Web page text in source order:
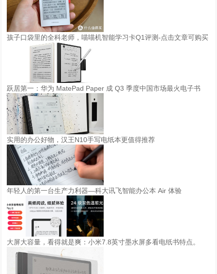
孩子口袋里的全科老师，喵喵机智能学习卡Q1评测-点击文章可购买
跃居第一：华为 MatePad Paper 成 Q3 季度中国市场最火电子书
实用的办公好物，汉王N10手写电纸本更值得推荐
年轻人的第一台生产力利器—科大讯飞智能办公本 Air 体验
大屏大容量，看得就是爽：小米7.8英寸墨水屏多看电纸书特点。